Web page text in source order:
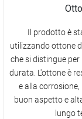
Il prodotto è
utilizzando ottone
che si distingue
durata. L'ottone è
e alla
buon aspetto e
lungo